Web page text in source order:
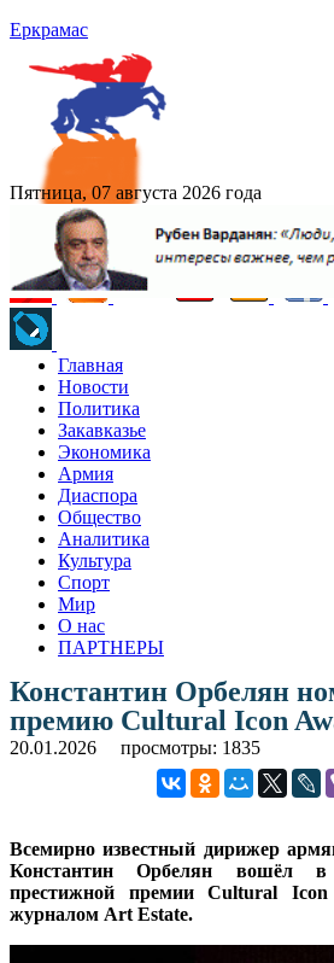
Еркрамас
Пятница, 07 августа 2026 года
Главная
Новости
Политика
Закавказье
Экономика
Армия
Диаспора
Общество
Аналитика
Культура
Спорт
Мир
О нас
ПАРТНЕРЫ
Константин Орбелян
премию Cultural Icon
20.01.2026 просмотры: 1835
Всемирно известный дирижер
Константин Орбелян вошёл в
престижной премии Cultural Icon
журналом Art Estate.